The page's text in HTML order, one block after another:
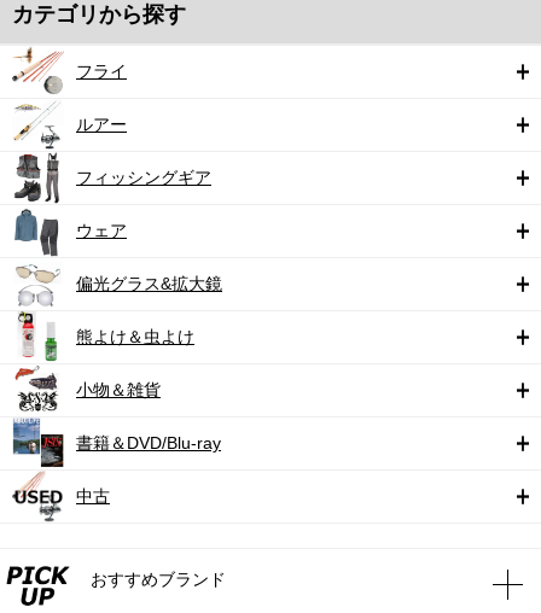
カテゴリから探す
フライ
ルアー
フィッシングギア
ウェア
偏光グラス&拡大鏡
熊よけ＆虫よけ
小物＆雑貨
書籍＆DVD/Blu-ray
中古
おすすめブランド